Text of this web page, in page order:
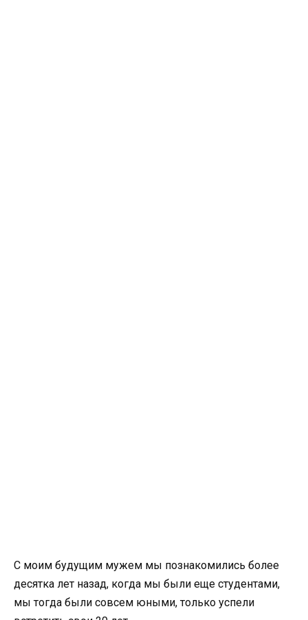
С моим будущим мужем мы познакомились более
десятка лет назад, когда мы были еще студентами,
мы тогда были совсем юными, только успели